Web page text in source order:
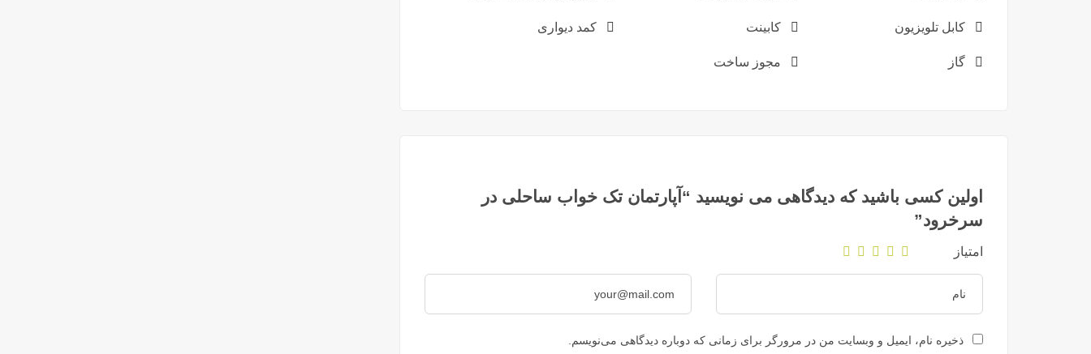
کابل تلویزیون کابینت کمد دیواری
گاز مجوز ساخت
اولین کسی باشید که دیدگاهی می نویسید “آپارتمان تک خواب ساحلی در
سرخرود”
امتیاز
ذخیره نام، ایمیل و وبسایت من در مرورگر برای زمانی که دوباره دیدگاهی می‌نویسم.